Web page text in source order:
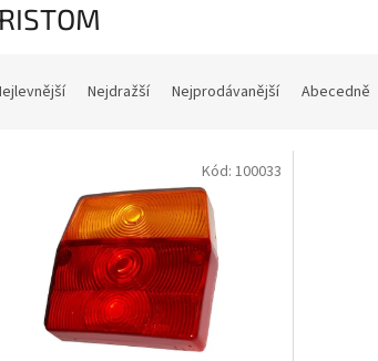
Nejdražší Nejprodávanější Abecedně
Kód: 100033